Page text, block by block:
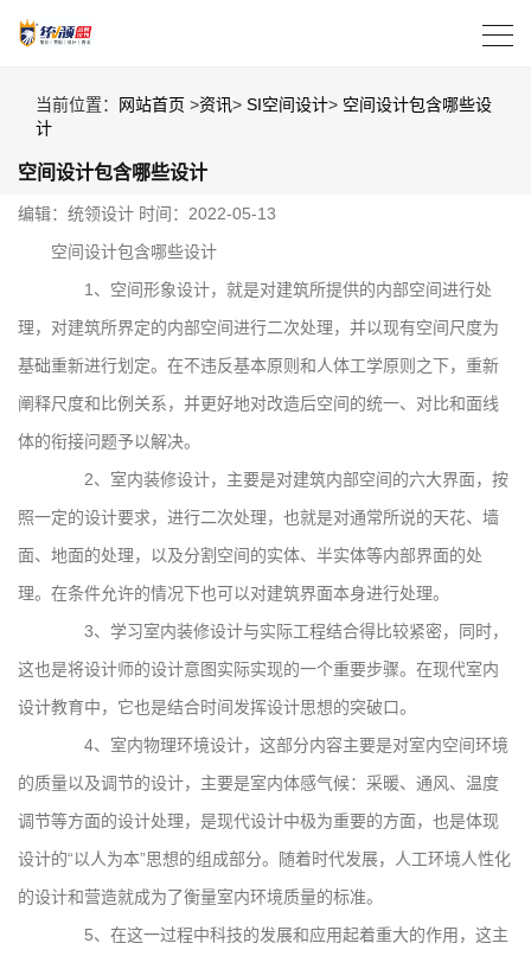
当前位置： 网站首页 >资讯> SI空间设计> 空间设计包含哪些设
计
空间设计包含哪些设计
编辑：统领设计 时间：2022-05-13
空间设计包含哪些设计
1、空间形象设计，就是对建筑所提供的内部空间进行处
理，对建筑所界定的内部空间进行二次处理，并以现有空间尺度为
基础重新进行划定。在不违反基本原则和人体工学原则之下，重新
阐释尺度和比例关系，并更好地对改造后空间的统一、对比和面线
体的衔接问题予以解决。
2、室内装修设计，主要是对建筑内部空间的六大界面，按
照一定的设计要求，进行二次处理，也就是对通常所说的天花、墙
面、地面的处理，以及分割空间的实体、半实体等内部界面的处
理。在条件允许的情况下也可以对建筑界面本身进行处理。
3、学习室内装修设计与实际工程结合得比较紧密，同时，
这也是将设计师的设计意图实际实现的一个重要步骤。在现代室内
设计教育中，它也是结合时间发挥设计思想的突破口。
4、室内物理环境设计，这部分内容主要是对室内空间环境
的质量以及调节的设计，主要是室内体感气候：采暖、通风、温度
调节等方面的设计处理，是现代设计中极为重要的方面，也是体现
设计的“以人为本”思想的组成部分。随着时代发展，人工环境人性化
的设计和营造就成为了衡量室内环境质量的标准。
5、在这一过程中科技的发展和应用起着重大的作用，这主